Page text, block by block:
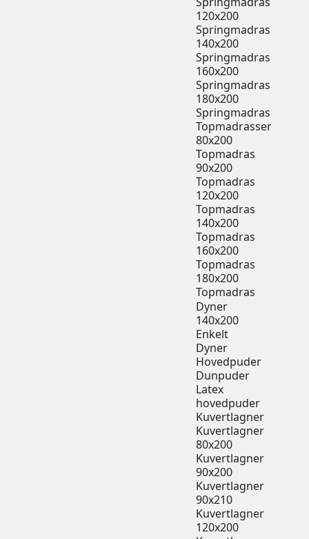
120x200
Springmadras
140x200
Springmadras
160x200
Springmadras
180x200
Springmadras
Topmadrasser
80x200
Topmadras
90x200
Topmadras
120x200
Topmadras
140x200
Topmadras
160x200
Topmadras
180x200
Topmadras
Dyner
140x200
Enkelt
Dyner
Hovedpuder
Dunpuder
Latex
hovedpuder
Kuvertlagner
Kuvertlagner
80x200
Kuvertlagner
90x200
Kuvertlagner
90x210
Kuvertlagner
120x200